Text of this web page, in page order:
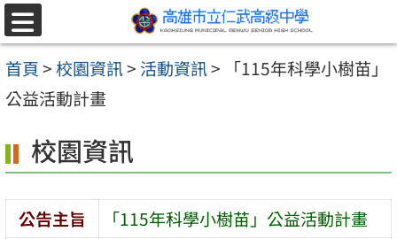
跳至主要內容區
選
單
首頁>校園資訊> 活動資訊>
「115年科學小樹苗」
公益活動計畫
校園資訊
公告主旨
「115年科學小樹苗」公益活動計畫